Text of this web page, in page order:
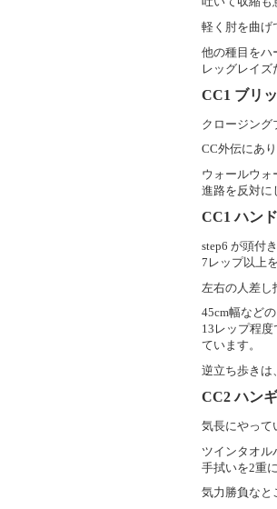
軽く肘を曲げ
他の種目をハ
レッグレイズ
CC1 ブリ
クロージング
CC外伝にあ
ウォールウォ
進路を反対に
CC1ハン
step6 が頭付
7レップ以上
左右の人差し
45cm幅など
13レップ程
ています。
逆立ち歩きは
CC2ハン
気長にやって
ツインタオル
手拭いを2重
気力勝負なと